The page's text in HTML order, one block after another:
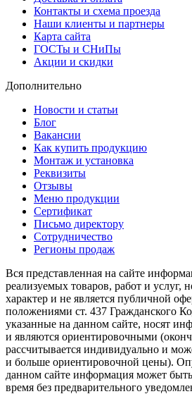
Контакты и схема проезда
Наши клиенты и партнеры
Карта сайта
ГОСТы и СНиПы
Акции и скидки
Дополнительно
Новости и статьи
Блог
Вакансии
Как купить продукцию
Монтаж и установка
Реквизиты
Отзывы
Меню продукции
Сертификат
Письмо директору
Сотрудничество
Регионы продаж
Вся представленная на сайте
реализуемых товаров, работ и
характер и не является публичной
положениями ст. 437 Гражданского
указанные на данном сайте, носят
и являются ориентировочными
рассчитывается индивидуально и
и больше ориентировочной цены).
данном сайте информация может
время без предварительного